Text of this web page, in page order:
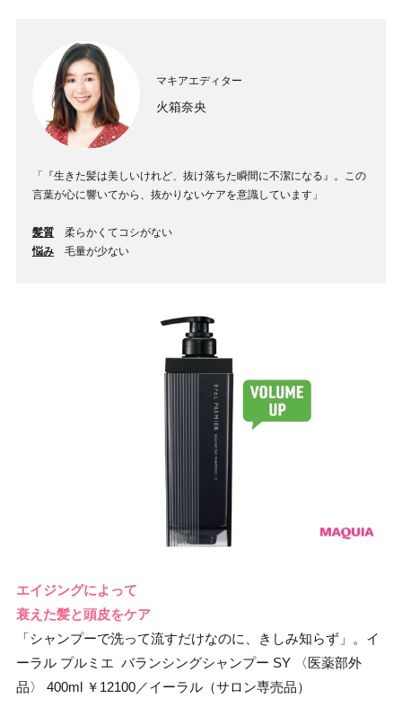
マキアエディター
火箱奈央
「『生きた髪は美しいけれど、抜け落ちた瞬間に不潔になる』。この
言葉が心に響いてから、抜かりないケアを意識しています」
髪質 柔らかくてコシがない
悩み 毛量が少ない
エイジングによって
衰えた髪と頭皮をケア
「シャンプーで洗って流すだけなのに、きしみ知らず」。イ
ーラル プルミエ バランシングシャンプー SY 〈医薬部外
品〉 400ml ￥12100／イーラル（サロン専売品）